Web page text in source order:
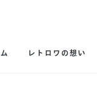
レトロワの想い